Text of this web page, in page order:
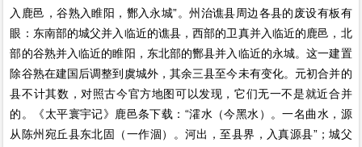
入鹿邑，谷熟入睢阳，酂入永城”。州治谯县周边各县的废设有板有
眼：东南部的城父并入临近的谯县，西部的卫真并入临近的鹿邑，北
部的谷熟并入临近的睢阳，东北部的酂县并入临近的永城。这一建置
除谷熟在建国后调整到虞城外，其余三县至今未有变化。元初合并的
县不计其数，对照古今官方地图可以发现，它们无一不是就近合并
的。《太平寰宇记》鹿邑条下载：“瀖水（今黑水）。一名曲水，源
从陈州宛丘县东北固（一作涸）。河出，至县界，入真源县”；城父